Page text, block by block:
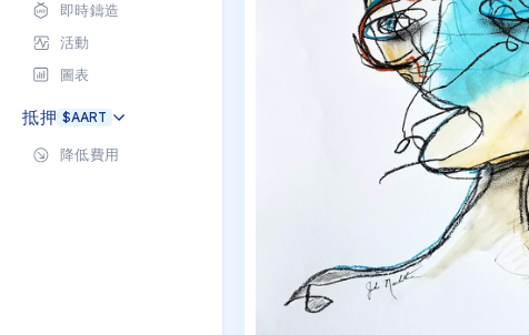
即時鑄造
活動
圖表
抵押 $AART
降低費用